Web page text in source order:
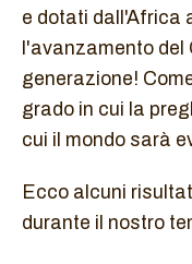
e dotati dall'Africa
l'avanzamento
generazione!
grado in cui la
cui il mondo sarà
Ecco alcuni
durante il nostro